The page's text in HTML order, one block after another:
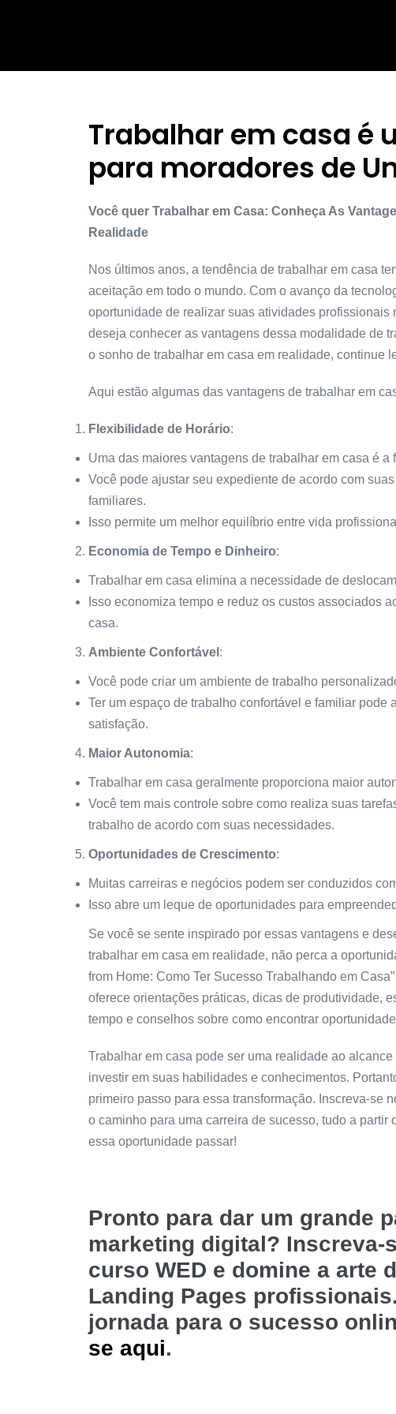
Trabalhar em casa é
para moradores de
Você quer Trabalhar em Casa: Conheça As
Realidade
Nos últimos anos, a tendência de trabalhar em casa
aceitação em todo o mundo. Com o avanço da
oportunidade de realizar suas atividades profissionais
deseja conhecer as vantagens dessa modalidade de
o sonho de trabalhar em casa em realidade, continue
Aqui estão algumas das vantagens de trabalhar em
Flexibilidade de Horário:
Uma das maiores vantagens de trabalhar em casa é a
Você pode ajustar seu expediente de acordo com
familiares.
Isso permite um melhor equilíbrio entre vida
Economia de Tempo e Dinheiro:
Trabalhar em casa elimina a necessidade de
Isso economiza tempo e reduz os custos associados
casa.
Ambiente Confortável :
Você pode criar um ambiente de trabalho
Ter um espaço de trabalho confortável e familiar pode
satisfação.
Maior Autonomia:
Trabalhar em casa geralmente proporciona maior
Você tem mais controle sobre como realiza suas
trabalho de acordo com suas necessidades.
Oportunidades de Crescimento:
Muitas carreiras e negócios podem ser conduzidos
Isso abre um leque de oportunidades para
Se você se sente inspirado por essas vantagens e
trabalhar em casa em realidade, não perca a
from Home: Como Ter Sucesso Trabalhando em
oferece orientações práticas, dicas de produtividade,
tempo e conselhos sobre como encontrar
Trabalhar em casa pode ser uma realidade ao
investir em suas habilidades e conhecimentos.
primeiro passo para essa transformação. Inscreva-se
o caminho para uma carreira de sucesso, tudo a partir
essa oportunidade passar!
Pronto para dar um grande
marketing digital? Inscreva-
curso WED e domine a arte
Landing Pages
jornada para o sucesso
se aqui.